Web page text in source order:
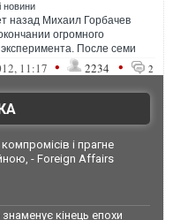
новини
назад Михаил Горбачев
огромного
эксперимента. После семи
Советский Союз
11:17 • 2234 • 2
і прагне
- Foreign Affairs
кінець епохи